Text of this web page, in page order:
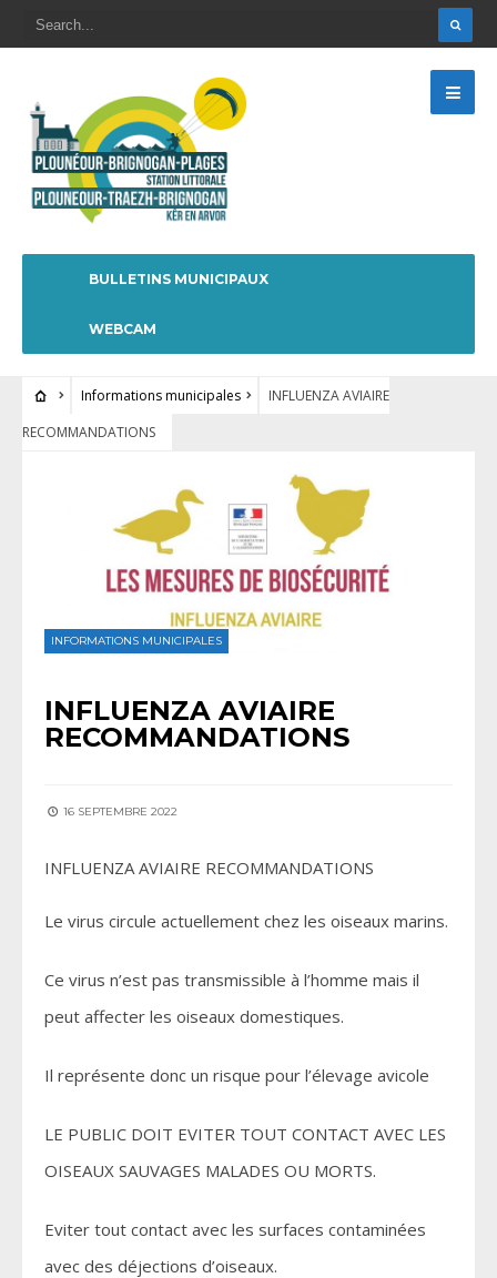
BULLETINS MUNICIPAUX
WEBCAM
Informations municipales
INFLUENZA AVIAIRE
RECOMMANDATIONS
INFORMATIONS MUNICIPALES
INFLUENZA AVIAIRE
RECOMMANDATIONS
16 SEPTEMBRE 2022
INFLUENZA AVIAIRE RECOMMANDATIONS
Le virus circule actuellement chez les oiseaux marins.
Ce virus n’est pas transmissible à l’homme mais il
peut affecter les oiseaux domestiques.
Il représente donc un risque pour l’élevage avicole
LE PUBLIC DOIT EVITER TOUT CONTACT AVEC LES
OISEAUX SAUVAGES MALADES OU MORTS.
Eviter tout contact avec les surfaces contaminées
avec des déjections d’oiseaux.